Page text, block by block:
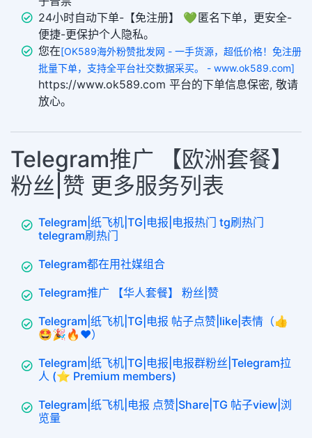
24小时自动下单-【免注册】 💚 匿名下单，更安全-
便捷-更保护个人隐私。
您在[OK589海外粉赞批发网 - 一手货源，超低价格！免注册
批量下单，支持全平台社交数据采买。 - www.ok589.com]
https://www.ok589.com 平台的下单信息保密, 敬请
放心。
Telegram推广 【欧洲套餐】
粉丝|赞 更多服务列表
Telegram|纸飞机|TG|电报|电报热门 tg刷热门
telegram刷热门
Telegram都在用社媒组合
Telegram推广 【华人套餐】 粉丝|赞
Telegram|纸飞机|TG|电报 帖子点赞|like|表情（👍
🤩🎉🔥❤️）
Telegram|纸飞机|TG|电报|电报群粉丝|Telegram拉
人 (⭐ Premium members)
Telegram|纸飞机|电报 点赞|Share|TG 帖子view|浏
览量